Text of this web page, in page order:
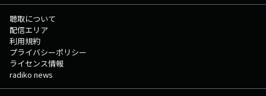
聴取について
配信エリア
利用規約
プライバシーポリシー
ライセンス情報
radiko news